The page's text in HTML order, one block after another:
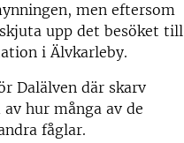
men eftersom
upp det besöket till
i Älvkarleby.
Dalälven där skarv
hur många av de
fåglar.